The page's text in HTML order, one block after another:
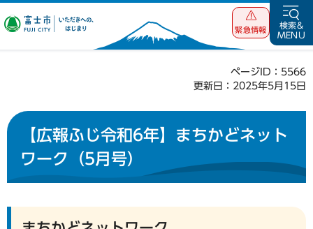
富士市 いただ
緊急情報
検索&
MENU
ページID：5566
更新日：2025年5月15日
【広報ふじ令和6年】まちかどネット
ワーク（5月号）